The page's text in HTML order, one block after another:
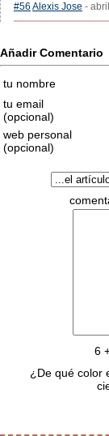
#56 Alexis Jose -
Añadir Comentario
tu nombre
tu email
(opcional)
web personal
(opcional)
6
¿De qué color